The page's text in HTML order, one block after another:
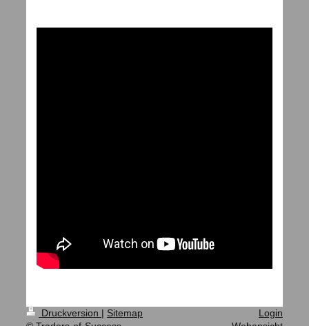
Druckversion | Sitemap
Login